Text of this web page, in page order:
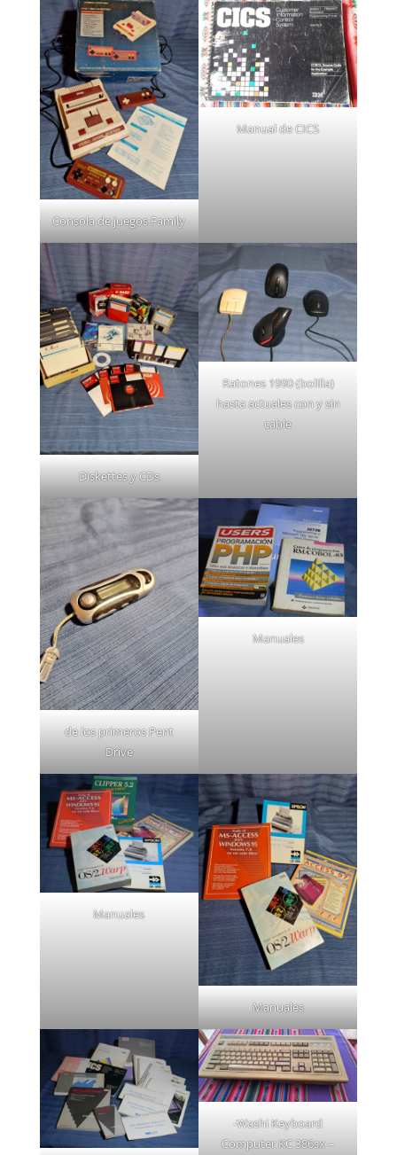
Consola de juegos Family
Manual de CICS
Diskettes y CDs
Ratones 1990 (bolilla)
hasta actuales con y sin
cable
de los primeros Pent
Drive
Manuales
Manuales
Manuales
-Washi Keyboard
Computer KC 386sx –